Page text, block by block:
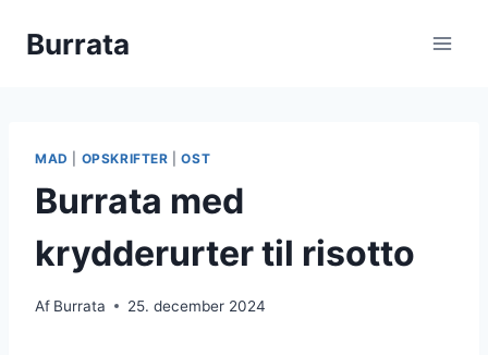
Burrata
MAD OPSKRIFTER |OST
Burrata med
krydderurter til risotto
Af Burrata 25. december 2024